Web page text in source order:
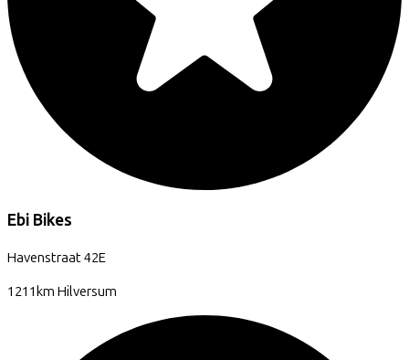
Ebi Bikes
Havenstraat42E
1211km Hilversum